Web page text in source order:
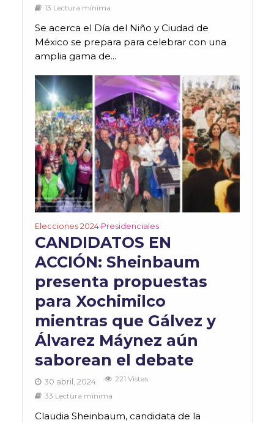
13 Lectura mínima
Se acerca el Día del Niño y Ciudad de
México se prepara para celebrar con una
amplia gama de...
Elecciones 2024•Presidenciales
CANDIDATOS EN
ACCIÓN: Sheinbaum
presenta propuestas
para Xochimilco
mientras que Gálvez y
Álvarez Máynez aún
saborean el debate
30 abril, 2024
221 Vistas
33 Lectura mínima
Claudia Sheinbaum, candidata de la